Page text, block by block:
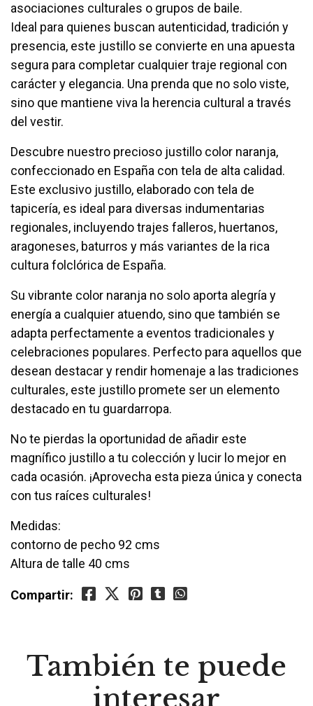
asociaciones culturales o grupos de baile.
Ideal para quienes buscan autenticidad, tradición y
presencia, este justillo se convierte en una apuesta
segura para completar cualquier traje regional con
carácter y elegancia. Una prenda que no solo viste,
sino que mantiene viva la herencia cultural a través
del vestir.
Descubre nuestro precioso justillo color naranja,
confeccionado en España con tela de alta calidad.
Este exclusivo justillo, elaborado con tela de
tapicería, es ideal para diversas indumentarias
regionales, incluyendo trajes falleros, huertanos,
aragoneses, baturros y más variantes de la rica
cultura folclórica de España.
Su vibrante color naranja no solo aporta alegría y
energía a cualquier atuendo, sino que también se
adapta perfectamente a eventos tradicionales y
celebraciones populares. Perfecto para aquellos que
desean destacar y rendir homenaje a las tradiciones
culturales, este justillo promete ser un elemento
destacado en tu guardarropa.
No te pierdas la oportunidad de añadir este
magnífico justillo a tu colección y lucir lo mejor en
cada ocasión. ¡Aprovecha esta pieza única y conecta
con tus raíces culturales!
Medidas:
contorno de pecho 92 cms
Altura de talle 40 cms
Compartir:
También te puede
interesar